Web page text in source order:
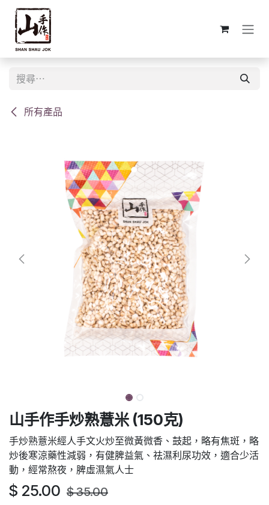
跳至內容
所有產品
山手作手炒熟薏米 (150克)
手炒熟薏米經人手文火炒至微黃微香、鼓起，略有焦斑，略
炒後寒涼藥性減弱，有健脾益氣、祛濕利尿功效，適合少活
動，經常熬夜，脾虛濕氣人士
$ 25.00 $35.00